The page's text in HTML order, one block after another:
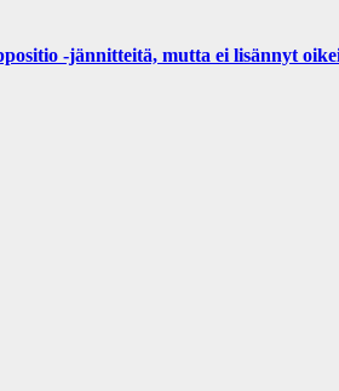
-jännitteitä, mutta ei lisännyt